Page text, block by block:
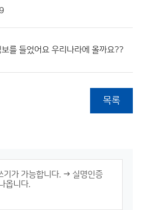
보를 들었어요 우리나라에 올까요??
목록